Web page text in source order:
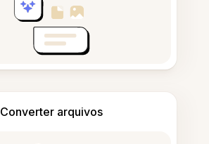
Converter arquivos